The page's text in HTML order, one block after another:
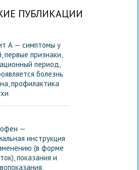
ПУБЛИКАЦИИ
А — симптомы у
первые признаки,
период,
болезнь
профилактика
—
инструкция
(в форме
показания и